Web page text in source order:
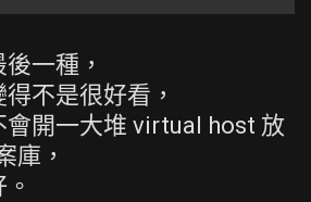
一種，
不是很好看，
會開一大堆 virtual host 放
庫，